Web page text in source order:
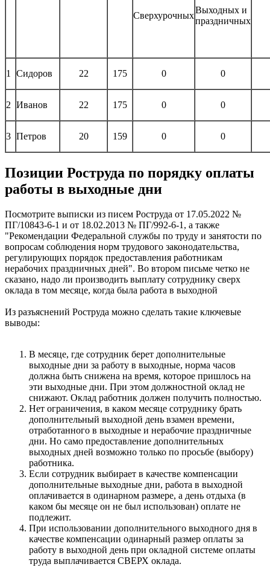
Сверхурочных
Выходных и
праздничных
1 Сидоров 22 175 0 0
2 Иванов 22 175 0 0
3 Петров 20 159 0 0
Позиции Роструда по порядку оплаты
работы в выходные дни
Посмотрите выписки из писем Роструда от 17.05.2022 №
ПГ/10843-6-1 и от 18.02.2013 № ПГ/992-6-1, а также
"Рекомендации Федеральной службы по труду и занятости по
вопросам соблюдения норм трудового законодательства,
регулирующих порядок предоставления работникам
нерабочих праздничных дней". Во втором письме четко не
сказано, надо ли производить выплату сотруднику сверх
оклада в том месяце, когда была работа в выходной
Из разъяснений Роструда можно сделать такие ключевые
выводы:
В месяце, где сотрудник берет дополнительные
выходные дни за работу в выходные, норма часов
должна быть снижена на время, которое пришлось на
эти выходные дни. При этом должностной оклад не
снижают. Оклад работник должен получить полностью.
Нет ограничения, в каком месяце сотруднику брать
дополнительный выходной день взамен времени,
отработанного в выходные и нерабочие праздничные
дни. Но само предоставление дополнительных
выходных дней возможно только по просьбе (выбору)
работника.
Если сотрудник выбирает в качестве компенсации
дополнительные выходные дни, работа в выходной
оплачивается в одинарном размере, а день отдыха (в
каком бы месяце он не был использован) оплате не
подлежит.
При использовании дополнительного выходного дня в
качестве компенсации одинарный размер оплаты за
работу в выходной день при окладной системе оплаты
труда выплачивается СВЕРХ оклада.